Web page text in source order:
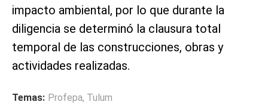
impacto ambiental, por lo que durante la
diligencia se determinó la clausura total
temporal de las construcciones, obras y
actividades realizadas.
Temas: Profepa, Tulum